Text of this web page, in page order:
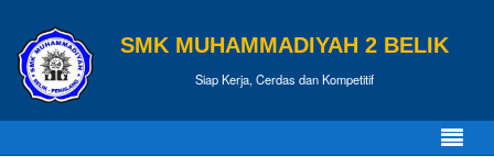
SMK MUHAMMADIYAH 2 BELIK
Siap Kerja, Cerdas dan Kompetitif